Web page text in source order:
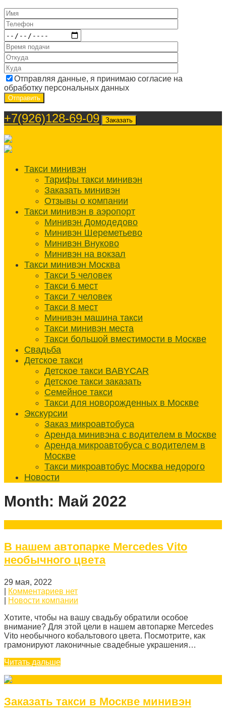
Отправляя данные, я принимаю согласие на
обработку персональных данных
+7(926)128-69-09 Заказать
Такси минивэн
Тарифы такси минивэн
Заказать минивэн
Отзывы о компании
Такси минивэн в аэропорт
Минивэн Домодедово
Минивэн Шереметьево
Минивэн Внуково
Минивэн на вокзал
Такси минивэн Москва
Такси 5 человек
Такси 6 мест
Такси 7 человек
Такси 8 мест
Минивэн машина такси
Такси минивэн места
Такси большой вместимости в Москве
Свадьба
Детское такси
Детское такси BABYCAR
Детское такси заказать
Семейное такси
Такси для новорожденных в Москве
Экскурсии
Заказ микроавтобуса
Аренда минивэна с водителем в Москве
Аренда микроавтобуса с водителем в
Москве
Такси микроавтобус Москва недорого
Новости
Month: Май 2022
В нашем автопарке Mercedes Vito
необычного цвета
29 мая, 2022
Комментариев нет
Новости компании
Хотите, чтобы на вашу свадьбу обратили особое
внимание? Для этой цели в нашем автопарке Mercedes
Vito необычного кобальтового цвета. Посмотрите, как
грамонируют лаконичные свадебные украшения…
Читать дальше
Заказать такси в Москве минивэн